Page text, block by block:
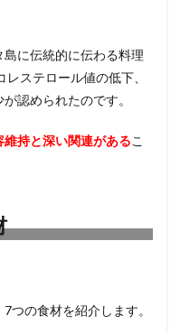
に伝統的に伝わる料理
ステロール値の低下、
認められたのです。
維持と深い関連があるこ
つの食材を紹介します。